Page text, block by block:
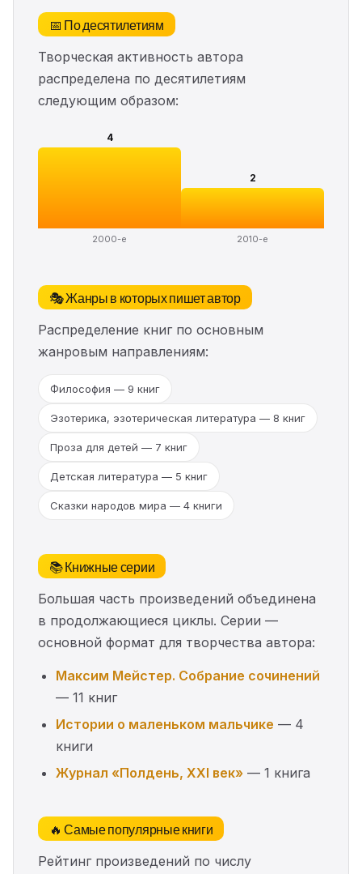
📅 По десятилетиям
Творческая активность автора
распределена по десятилетиям
следующим образом:
4
2000-е
2
2010-е
🎭 Жанры в которых пишет автор
Распределение книг по основным
жанровым направлениям:
Философия — 9 книг
Эзотерика, эзотерическая литература — 8 книг
Проза для детей — 7 книг
Детская литература — 5 книг
Сказки народов мира — 4 книги
📚 Книжные серии
Большая часть произведений объединена
в продолжающиеся циклы. Серии —
основной формат для творчества автора:
Максим Мейстер. Собрание сочинений
— 11 книг
Истории о маленьком мальчике — 4
книги
Журнал «Полдень, XXI век» — 1 книга
🔥 Самые популярные книги
Рейтинг произведений по числу